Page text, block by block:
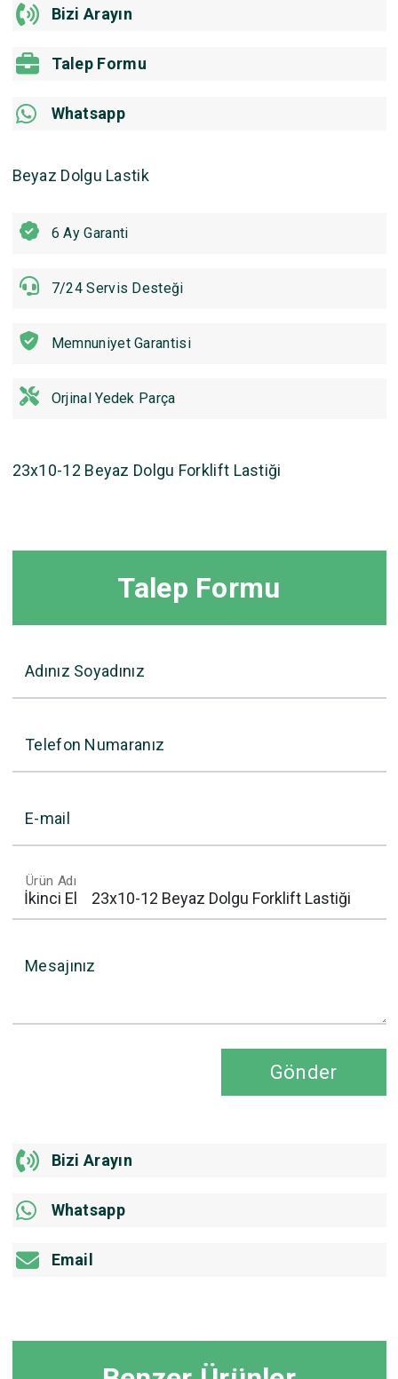
Bizi Arayın
Talep Formu
Whatsapp
Beyaz Dolgu Lastik
6 Ay Garanti
7/24 Servis Desteği
Memnuniyet Garantisi
Orjinal Yedek Parça
23x10-12 Beyaz Dolgu Forklift Lastiği
Talep Formu
Adınız Soyadınız
Telefon Numaranız
E-mail
Ürün Adı
Mesajınız
Gönder
Bizi Arayın
Whatsapp
Email